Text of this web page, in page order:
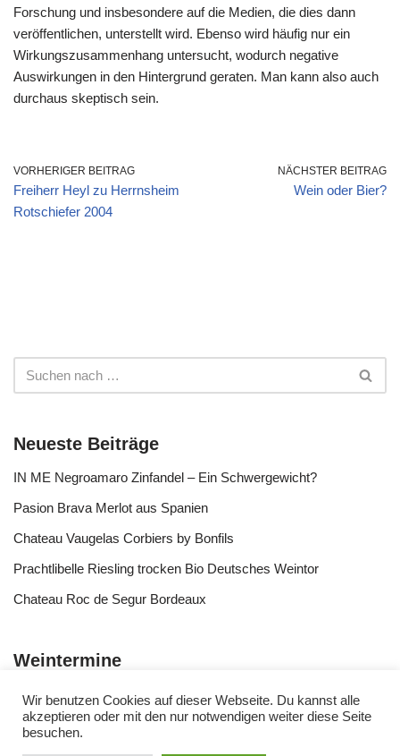
Forschung und insbesondere auf die Medien, die dies dann
veröffentlichen, unterstellt wird. Ebenso wird häufig nur ein
Wirkungszusammenhang untersucht, wodurch negative
Auswirkungen in den Hintergrund geraten. Man kann also auch
durchaus skeptisch sein.
VORHERIGER BEITRAG
Freiherr Heyl zu Herrnsheim
Rotschiefer 2004
NÄCHSTER BEITRAG
Wein oder Bier?
Neueste Beiträge
IN ME Negroamaro Zinfandel – Ein Schwergewicht?
Pasion Brava Merlot aus Spanien
Chateau Vaugelas Corbiers by Bonfils
Prachtlibelle Riesling trocken Bio Deutsches Weintor
Chateau Roc de Segur Bordeaux
Weintermine
Wir benutzen Cookies auf dieser Webseite. Du kannst alle
akzeptieren oder mit den nur notwendigen weiter diese Seite
besuchen.